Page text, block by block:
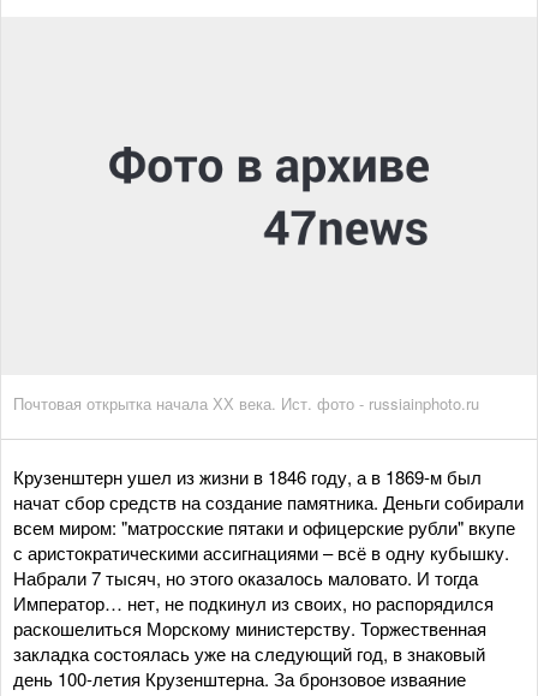
Почтовая открытка начала ХХ века. Ист. фото - russiainphoto.ru
Крузенштерн ушел из жизни в 1846 году, а в 1869-м был
начат сбор средств на создание памятника. Деньги собирали
всем миром: "матросские пятаки и офицерские рубли" вкупе
с аристократическими ассигнациями – всё в одну кубышку.
Набрали 7 тысяч, но этого оказалось маловато. И тогда
Император… нет, не подкинул из своих, но распорядился
раскошелиться Морскому министерству. Торжественная
закладка состоялась уже на следующий год, в знаковый
день 100-летия Крузенштерна. За бронзовое изваяние